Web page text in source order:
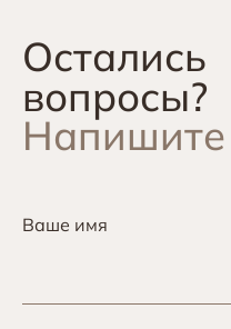
Остались
вопросы?
Ваше имя